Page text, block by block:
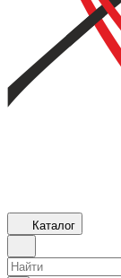
Каталог